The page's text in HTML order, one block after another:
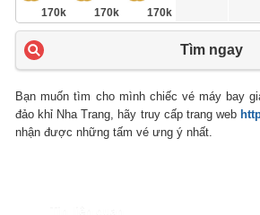
170k 170k 170k
Tìm ngay
Bạn muốn tìm cho mình chiếc vé máy bay
đảo khỉ Nha Trang, hãy truy cấp trang web
nhận được những tấm vé ưng ý nhất.